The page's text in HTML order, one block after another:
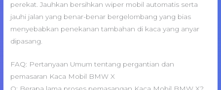
perekat. Jauhkan bersihkan wiper mobil automatis serta
jauhi jalan yang benar-benar bergelombang yang bias
menyebabkan penekanan tambahan di kaca yang anyar
dipasang.
FAQ: Pertanyaan Umum tentang pergantian dan
pemasaran Kaca Mobil BMW X